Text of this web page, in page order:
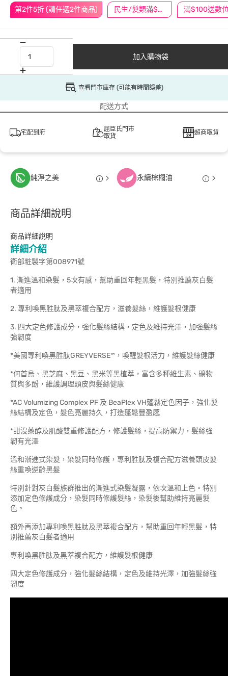
第2件5折 (請任選2件商品) 民生/髮類滿$388送舒潔冰巾
加入購物袋
查看門市庫存 (可能有時間誤差)
配送方式
宅配到府
屈臣氏門市
取貨
超商取貨
純淨之美 永續棕櫚油
商品詳細說明
商品詳細說明
詳細介紹
衛部粧製字第008971號
1. 漸進溫和染髮，5次有感，幫助重回年輕黑髮，特別推薦灰白髮
者適用
2. 專利喚黑胜肽及黑萃複合配方，滋養髮絲，維護髮根健康
3. 四大定色修護成分，強化髮絲結構，定色及維持光澤，加強髮絲
強韌度
*美國專利喚黑胜肽GREYVERSE™，喚醒髮根活力，維護髮絲健康
*何首烏、黑芝麻、黑豆、黑米等黑植萃，富含多種維生素、礦物
質與多酚，維護調理頭皮與髮絲健康
*AC Volumizing Complex PF 及 BeaPlex VH蓬鬆定色因子，強化髮
絲結構及定色，髮色亮麗持久，打造蓬鬆豐盈感
*甜沒藥醇及肌酸雙重修護配方，修護髮絲，提高防禦力，髮絲強
韌有光澤
溫和漸進式染髮，染髮同時修護，專利胜肽及複合配方滋養頭皮髮
絲重喚逆齡黑髮
特別針對灰白髮族群推出的漸進式染髮凝露，依次溫和上色。特別
添加定色修護成分，染髮同時修護髮絲，染髮後幫助維持亮麗髮
色。
額外再添加專利喚黑胜肽及黑萃複合配方，幫助重回年輕黑髮，特
別推薦灰白髮者適用
專利喚黑胜肽及黑萃複合配方，維護髮根健康
四大定色修護成分，強化髮絲結構，定色及維持光澤，加強髮絲強
韌度